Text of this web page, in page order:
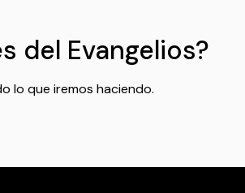
del Evangelios?
lo que iremos haciendo.